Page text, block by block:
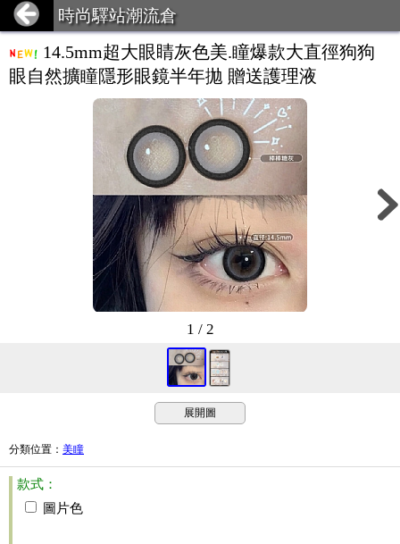
時尚驛站潮流倉
14.5mm超大眼睛灰色美.瞳爆款大直徑狗狗
眼自然擴瞳隱形眼鏡半年拋 贈送護理液
1 / 2
展開圖
分類位置 ： 美瞳
款式：
圖片色